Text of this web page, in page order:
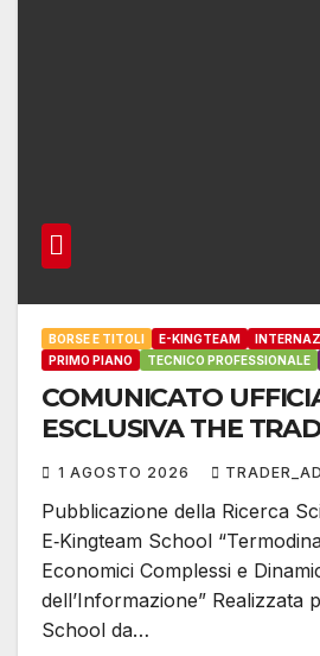
BORSE E TITOLI E-KINGTEAM
PRIMO PIANO
TECNICO PROFESSIONALE
COMUNICATO
ESCLUSIVA THE
1 AGOSTO 2026
Pubblicazione della Ricerca
E‑Kingteam School
Economici Complessi e
dell’Informazione” Realizzata
School da…